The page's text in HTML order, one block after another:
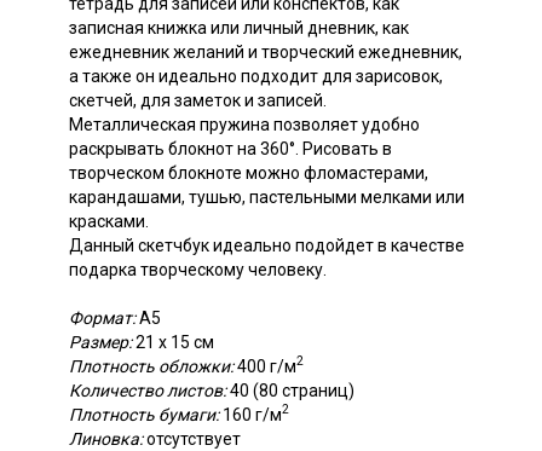
записная книжка или личный дневник, как
ежедневник желаний и творческий ежедневник,
а также он идеально подходит для зарисовок,
скетчей, для заметок и записей.
Металлическая пружина позволяет удобно
раскрывать блокнот на 360°. Рисовать в
творческом блокноте можно фломастерами,
карандашами, тушью, пастельными мелками или
красками.
Данный скетчбук идеально подойдет в качестве
подарка творческому человеку.
Формат:А5
Размер:21 х 15 см
Плотность обложки:400 г/м2
Количество листов:40 (80 страниц)
Плотность бумаги:160 г/м2
Линовка:отсутствует